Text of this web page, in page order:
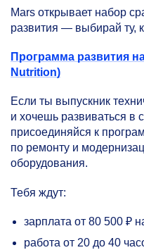
Mars открывает набор
развития — выбирай ту,
Программа развития
Nutrition)
Если ты выпускник
и хочешь развиваться в
присоединяйся к
по ремонту и
оборудования.
Тебя ждут:
зарплата от 80 500 ₽
работа от 20 до 40